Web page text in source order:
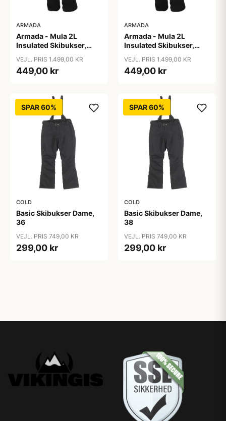
ARMADA
Armada - Mula 2L
Insulated Skibukser,
VEJL. PRIS 1.499,00 KR
449,00 kr
ARMADA
Armada - Mula 2L
Insulated Skibukser,
VEJL. PRIS 1.499,00 KR
449,00 kr
SPAR 60%
COLD
Basic Skibukser Dame,
36
VEJL. PRIS 749,00 KR
299,00 kr
SPAR 60%
COLD
Basic Skibukser Dame,
38
VEJL. PRIS 749,00 KR
299,00 kr